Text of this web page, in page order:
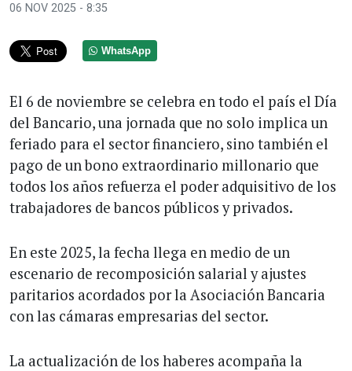
06 NOV 2025 - 8:35
WhatsApp
El 6 de noviembre se celebra en todo el país el Día
del Bancario, una jornada que no solo implica un
feriado para el sector financiero, sino también el
pago de un bono extraordinario millonario que
todos los años refuerza el poder adquisitivo de los
trabajadores de bancos públicos y privados.
En este 2025, la fecha llega en medio de un
escenario de recomposición salarial y ajustes
paritarios acordados por la Asociación Bancaria
con las cámaras empresarias del sector.
La actualización de los haberes acompaña la